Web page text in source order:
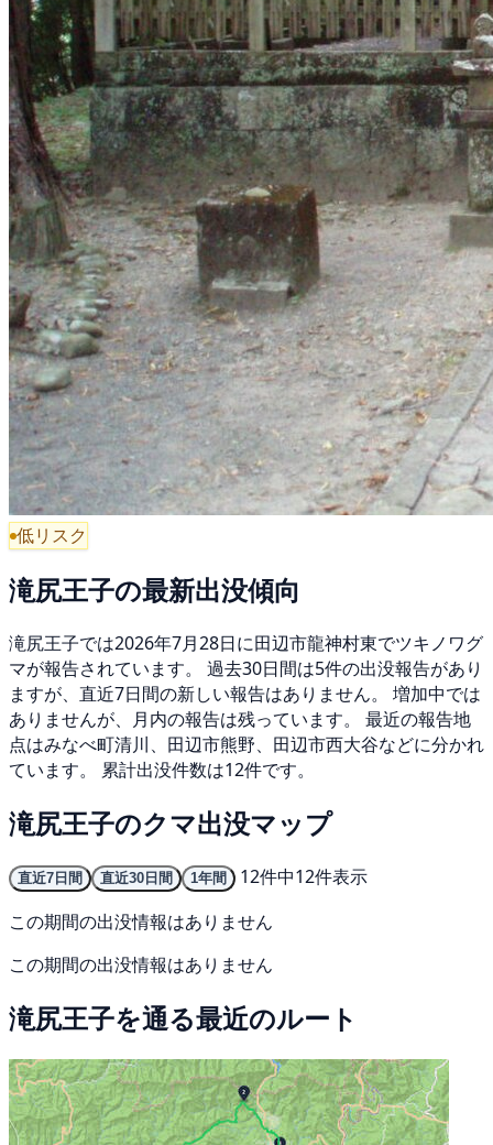
低リスク
滝尻王子の最新出没傾向
滝尻王子では2026年7月28日に田辺市龍神村東でツキノワグ
マが報告されています。 過去30日間は5件の出没報告があり
ますが、直近7日間の新しい報告はありません。 増加中では
ありませんが、月内の報告は残っています。 最近の報告地
点はみなべ町清川、田辺市熊野、田辺市西大谷などに分かれ
ています。 累計出没件数は12件です。
滝尻王子のクマ出没マップ
直近7日間 直近30日間 1年間
12件中12件表示
この期間の出没情報はありません
この期間の出没情報はありません
滝尻王子を通る最近のルート